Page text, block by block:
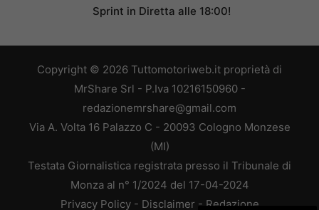
Sprint in Diretta alle 18:00!
Copyright © 2026 Tuttomotoriweb.it proprietà di
MrShare Srl - P.Iva 10216150960 -
redazionemrshare@gmail.com
Via A. Volta 16 Palazzo C - 20093 Cologno Monzese
(MI)
Testata Giornalistica registrata presso il Tribunale di
Monza al n° 1/2024 del 17-04-2024
Privacy Policy- Disclaimer - Redazione